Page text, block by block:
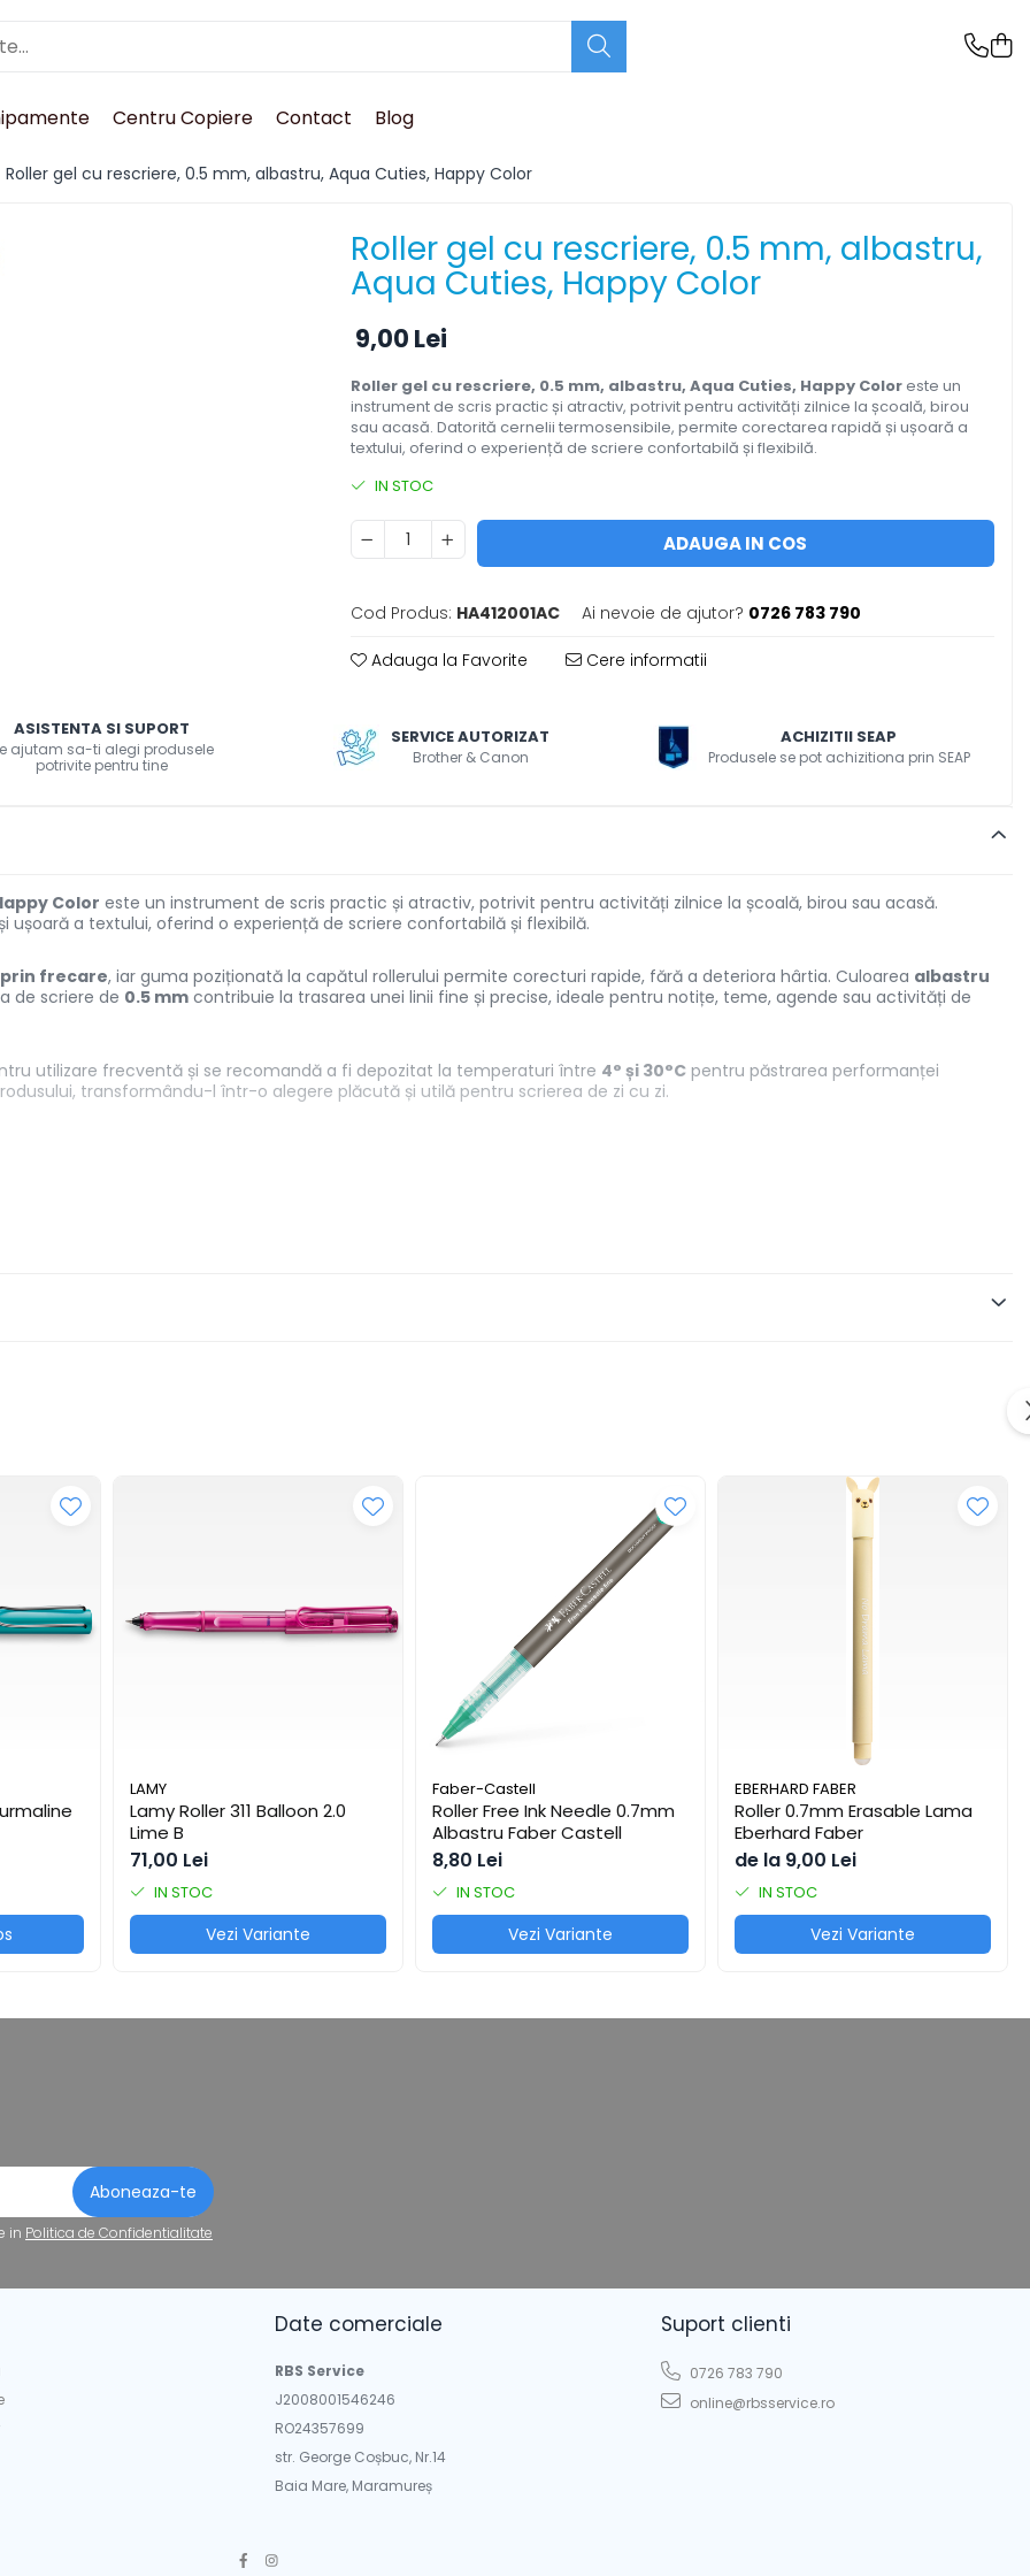
Centru Copiere Contact Blog
Roller gel cu rescriere, 0.5 mm, albastru, Aqua Cuties, Happy Color
Roller gel cu rescriere, 0.5 mm, albastru,
Aqua Cuties, Happy Color
9,00 Lei
Roller gel cu rescriere, 0.5 mm, albastru, Aqua Cuties, Happy Coloreste un
instrument de scris practic și atractiv, potrivit pentru activități zilnice la școală, birou
sau acasă. Datorită cernelii termosensibile, permite corectarea rapidă și ușoară a
textului, oferind o experiență de scriere confortabilă și flexibilă.
IN STOC
ADAUGA IN COS
Cod Produs: HA412001AC Ai nevoie de ajutor? 0726 783 790
Adauga la Favorite Cere informatii
ASISTENTA SI SUPORT
ajutam sa-ti alegi produsele
potrivite pentru tine
SERVICE AUTORIZAT
Brother & Canon
ACHIZITII SEAP
Produsele se pot achizitiona prin SEAP
Color este un instrument de scris practic și atractiv, potrivit pentru activități zilnice la școală, birou sau acasă.
a textului, oferind o experiență de scriere confortabilă și flexibilă.
frecare, iar guma poziționată la capătul rollerului permite corecturi rapide, fără a deteriora hârtia. Culoarea albastru
de scriere de 0.5 mm contribuie la trasarea unei linii fine și precise, ideale pentru notițe, teme, agende sau activități de
utilizare frecventă și se recomandă a fi depozitat la temperaturi între 4° și 30°C pentru păstrarea performanței
transformându-l într-o alegere plăcută și utilă pentru scrierea de zi cu zi.
LAMY
Lamy Roller 311 Balloon 2.0
Lime B
71,00 Lei
IN STOC
Vezi Variante
Faber-Castell
Roller Free Ink Needle 0.7mm
Albastru Faber Castell
8,80 Lei
IN STOC
Vezi Variante
EBERHARD FABER
Roller 0.7mm Erasable Lama
Eberhard Faber
de la 9,00 Lei
IN STOC
Vezi Variante
in Politica de Confidentialitate
Date comerciale
RBS Service
J2008001546246
RO24357699
str. George Coșbuc, Nr.14
Baia Mare, Maramureș
Suport clienti
0726 783 790
online@rbsservice.ro